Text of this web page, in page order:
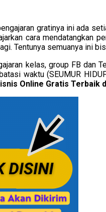
gratinya ini ada
cara mendatangkan
Tentunya semuanya ini
kelas, group FB dan
waktu (SEUMUR
Online Gratis Terbaik